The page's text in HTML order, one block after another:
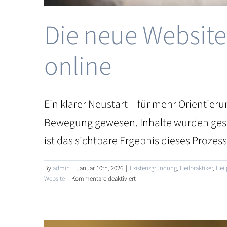
Die neue
online
Ein klarer Neustart – für mehr
Bewegung gewesen. Inhalte wurden
ist das sichtbare Ergebnis dieses
Byadmin | Januar 10th, 2026 | Existenzgründung, Heilpraktiker,
Website | Kommentare deaktiviertfür
Die
von